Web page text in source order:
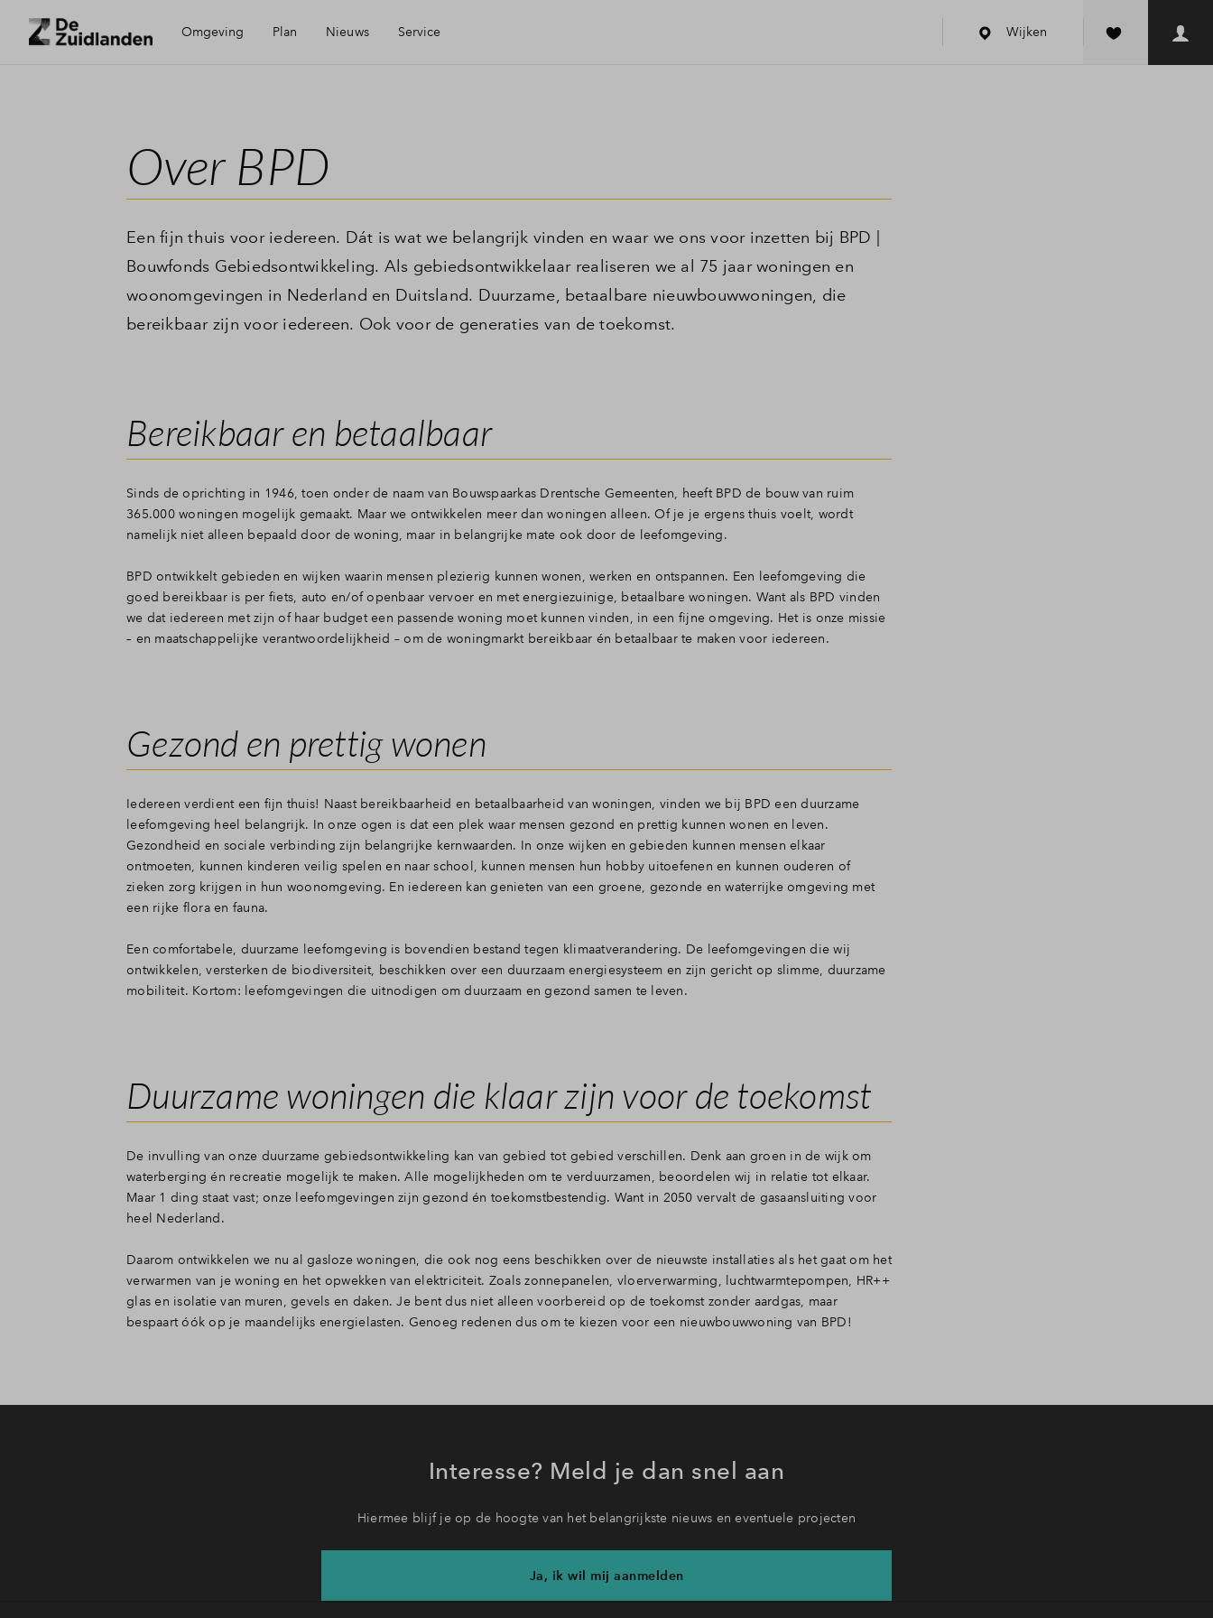
Omgeving
Voorzieningen
Plan
Wijken
Duurzaamheid
Nieuws Service
Toewijzing
Veelgestelde vragen
Wijken
Over BPD
Een fijn thuis voor iedereen. Dát is wat we belangrijk vinden en waar we ons voor inzetten bij BPD |
Bouwfonds Gebiedsontwikkeling. Als gebiedsontwikkelaar realiseren we al 75 jaar woningen en
woonomgevingen in Nederland en Duitsland. Duurzame, betaalbare nieuwbouwwoningen, die
bereikbaar zijn voor iedereen. Ook voor de generaties van de toekomst.
Bereikbaar en betaalbaar
Sinds de oprichting in 1946, toen onder de naam van Bouwspaarkas Drentsche Gemeenten, heeft BPD de bouw van ruim
365.000 woningen mogelijk gemaakt. Maar we ontwikkelen meer dan woningen alleen. Of je je ergens thuis voelt, wordt
namelijk niet alleen bepaald door de woning, maar in belangrijke mate ook door de leefomgeving.
BPD ontwikkelt gebieden en wijken waarin mensen plezierig kunnen wonen, werken en ontspannen. Een leefomgeving die
goed bereikbaar is per fiets, auto en/of openbaar vervoer en met energiezuinige, betaalbare woningen. Want als BPD vinden
we dat iedereen met zijn of haar budget een passende woning moet kunnen vinden, in een fijne omgeving. Het is onze missie
– en maatschappelijke verantwoordelijkheid – om de woningmarkt bereikbaar én betaalbaar te maken voor iedereen.
Gezond en prettig wonen
Iedereen verdient een fijn thuis! Naast bereikbaarheid en betaalbaarheid van woningen, vinden we bij BPD een duurzame
leefomgeving heel belangrijk. In onze ogen is dat een plek waar mensen gezond en prettig kunnen wonen en leven.
Gezondheid en sociale verbinding zijn belangrijke kernwaarden. In onze wijken en gebieden kunnen mensen elkaar
ontmoeten, kunnen kinderen veilig spelen en naar school, kunnen mensen hun hobby uitoefenen en kunnen ouderen of
zieken zorg krijgen in hun woonomgeving. En iedereen kan genieten van een groene, gezonde en waterrijke omgeving met
een rijke flora en fauna.
Een comfortabele, duurzame leefomgeving is bovendien bestand tegen klimaatverandering. De leefomgevingen die wij
ontwikkelen, versterken de biodiversiteit, beschikken over een duurzaam energiesysteem en zijn gericht op slimme, duurzame
mobiliteit. Kortom: leefomgevingen die uitnodigen om duurzaam en gezond samen te leven.
Duurzame woningen die klaar zijn voor de toekomst
De invulling van onze duurzame gebiedsontwikkeling kan van gebied tot gebied verschillen. Denk aan groen in de wijk om
waterberging én recreatie mogelijk te maken. Alle mogelijkheden om te verduurzamen, beoordelen wij in relatie tot elkaar.
Maar 1 ding staat vast; onze leefomgevingen zijn gezond én toekomstbestendig. Want in 2050 vervalt de gasaansluiting voor
heel Nederland.
Daarom ontwikkelen we nu al gasloze woningen, die ook nog eens beschikken over de nieuwste installaties als het gaat om het
verwarmen van je woning en het opwekken van elektriciteit. Zoals zonnepanelen, vloerverwarming, luchtwarmtepompen, HR++
glas en isolatie van muren, gevels en daken. Je bent dus niet alleen voorbereid op de toekomst zonder aardgas, maar
bespaart óók op je maandelijks energielasten. Genoeg redenen dus om te kiezen voor een nieuwbouwwoning van BPD!
Interesse? Meld je dan snel aan
Hiermee blijf je op de hoogte van het belangrijkste nieuws en eventuele projecten
Ja, ik wil mij aanmelden